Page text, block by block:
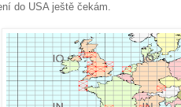
do USA ještě čekám.